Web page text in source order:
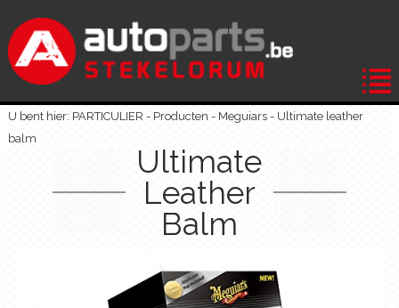
U bent hier: PARTICULIER - Producten - Meguiars- Ultimate leather
balm
Ultimate
Leather
Balm